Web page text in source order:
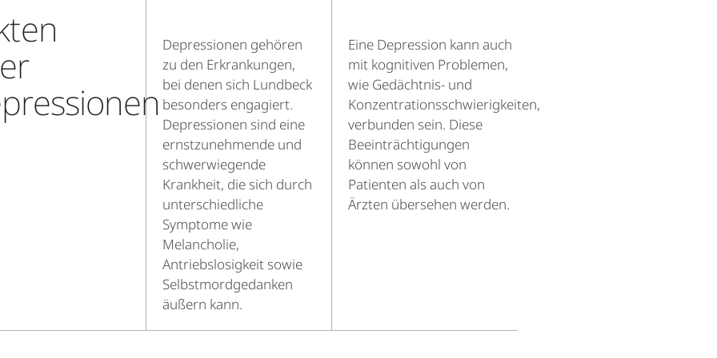
Depressionen gehören
zu den Erkrankungen,
bei denen sich Lundbeck
besonders engagiert.
Depressionen sind eine
ernstzunehmende und
schwerwiegende
Krankheit, die sich durch
unterschiedliche
Symptome wie
Melancholie,
Antriebslosigkeit sowie
Selbstmordgedanken
äußern kann.
Eine Depression kann auch
mit kognitiven Problemen,
wie Gedächtnis- und
Konzentrationsschwierigkeiten,
verbunden sein. Diese
Beeinträchtigungen
können sowohl von
Patienten als auch von
Ärzten übersehen werden.